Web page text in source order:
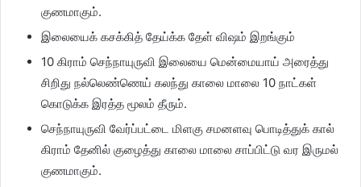
குணமாகும்.
இலையைக் கசக்கித் தேய்க்க தேள் விஷம் இறங்கும்
10 கிராம் செந்நாயுருவி இலையை மென்மையாய் அரைத்து
சிறிது நல்லெண்ணெய் கலந்து காலை மாலை 10 நாட்கள்
கொடுக்க இரத்த மூலம் தீரும்.
செந்நாயுருவி வேர்ப்பட்டை மிளகு சமனளவு பொடித்துக் கால்
கிராம் தேனில் குழைத்து காலை மாலை சாப்பிட்டு வர இருமல்
குணமாகும்.